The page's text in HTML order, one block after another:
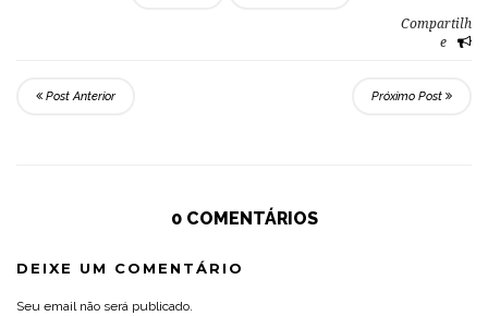
Compartilh
e
Post Anterior Próximo Post
0 COMENTÁRIOS
DEIXE UM COMENTÁRIO
Seu email não será publicado.